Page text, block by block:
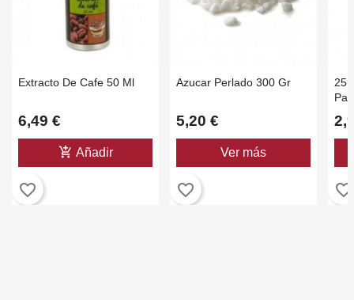
Extracto De Cafe 50 Ml
6,49 €
add_shopping_cart Añadir
favorite_border
Azucar Perlado 300 Gr
5,20 €
Ver más
favorite_border
25
favorite_border